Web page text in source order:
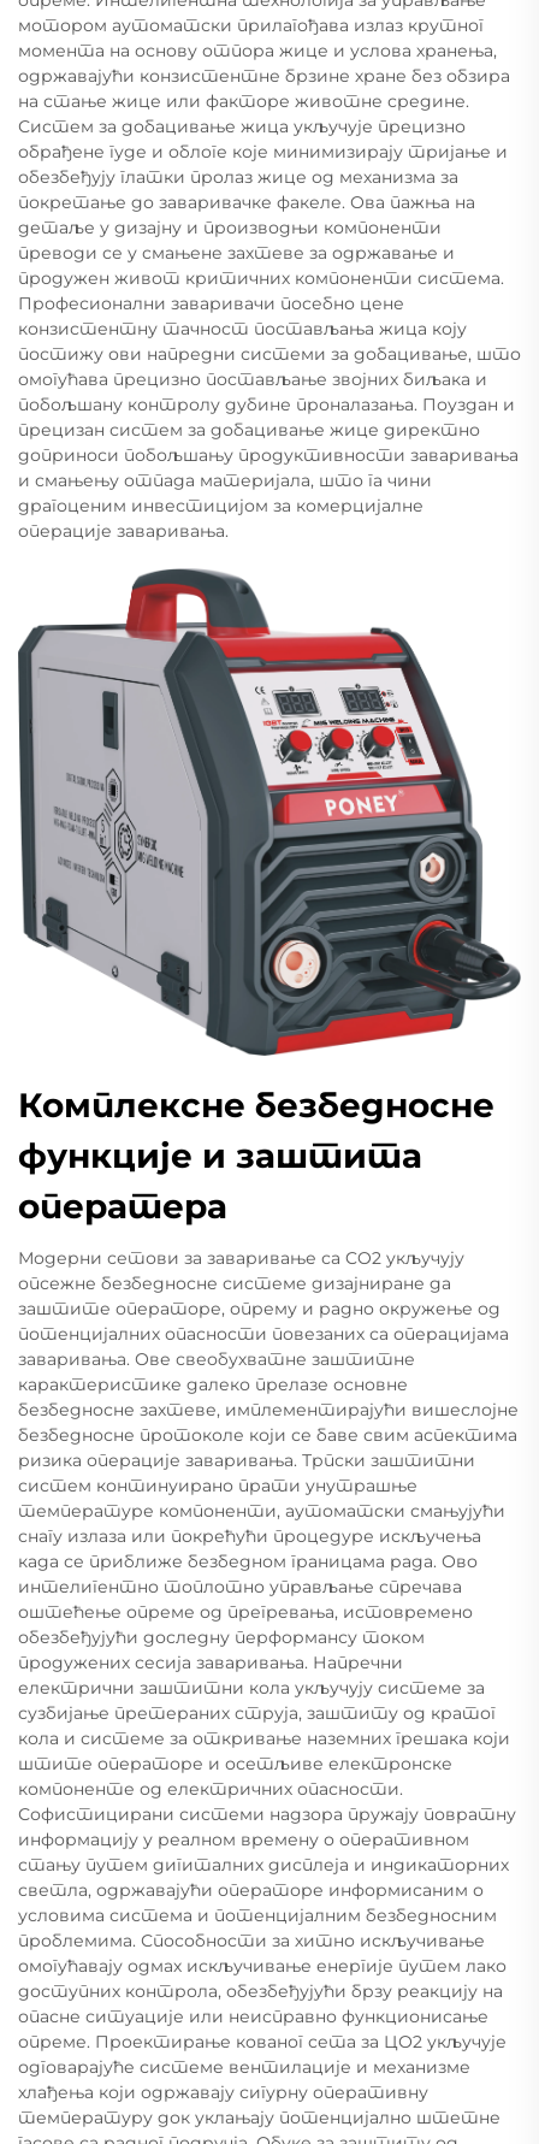
мотором аутоматски прилагођава излаз крутног
момента на основу отпора жице и услова хранења,
одржавајући конзистентне брзине хране без обзира
на стање жице или факторе животне средине.
Систем за добацивање жица укључује прецизно
обрађене гуде и облоге које минимизирају тријање и
обезбеђују глатки пролаз жице од механизма за
покретање до заваривачке факеле. Ова пажња на
детаље у дизајну и производњи компоненти
преводи се у смањене захтеве за одржавање и
продужен живот критичних компоненти система.
Професионални заваривачи посебно цене
конзистентну тачност постављања жица коју
постижу ови напредни системи за добацивање, што
омогућава прецизно постављање звојних биљака и
побољшану контролу дубине проналазања. Поуздан и
прецизан систем за добацивање жице директно
доприноси побољшању продуктивности заваривања
и смањењу отпада материјала, што га чини
драгоценим инвестицијом за комерцијалне
операције заваривања.
Комплексне безбедносне
функције и заштита
оператера
Модерни сетови за заваривање са CO2 укључују
опсежне безбедносне системе дизајниране да
заштите операторе, опрему и радно окружење од
потенцијалних опасности повезаних са операцијама
заваривања. Ове свеобухватне заштитне
карактеристике далеко прелазе основне
безбедносне захтеве, имплементирајући вишеслојне
безбедносне протоколе који се баве свим аспектима
ризика операције заваривања. Трпски заштитни
систем континуирано прати унутрашње
температуре компоненти, аутоматски смањујући
снагу излаза или покрећући процедуре искључења
када се приближе безбедном границама рада. Ово
интелигентно топлотно управљање спречава
оштећење опреме од прегревања, истовремено
обезбеђујући доследну перформансу током
продужених сесија заваривања. Напречни
електрични заштитни кола укључују системе за
сузбијање претераних струја, заштиту од кратог
кола и системе за откривање наземних грешака који
штите операторе и осетљиве електронске
компоненте од електричних опасности.
Софистицирани системи надзора пружају повратну
информацију у реалном времену о оперативном
стању путем дигиталних дисплеја и индикаторних
светла, одржавајући операторе информисаним о
условима система и потенцијалним безбедносним
проблемима. Способности за хитно искључивање
омогућавају одмах искључивање енергије путем лако
доступних контрола, обезбеђујући брзу реакцију на
опасне ситуације или неисправно функционисање
опреме. Проектирање кованог сета за ЦО2 укључује
одговарајуће системе вентилације и механизме
хлађења који одржавају сигурну оперативну
температуру док уклањају потенцијално штетне